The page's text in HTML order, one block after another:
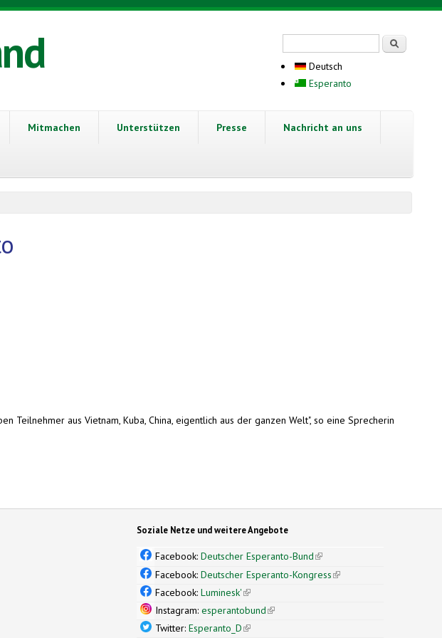
Deutsch
Esperanto
Mitmachen Unterstützen Presse Nachricht an uns
Teilnehmer aus Vietnam, Kuba, China, eigentlich aus der ganzen Welt", so eine Sprecherin
Soziale Netze und weitere Angebote
Facebook:Deutscher Esperanto-Bund(link is external)
Facebook:Deutscher Esperanto-Kongress(link is external)
Facebook:Luminesk'(link is external)
Instagram:esperantobund(link is external)
Twitter:Esperanto_D(link is external)